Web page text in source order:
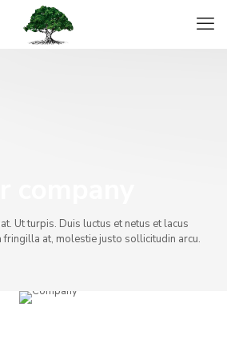
Ut turpis. Duis luctus et netus et lacus
at, molestie justo sollicitudin arcu.